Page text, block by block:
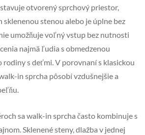
otvorený sprchový priestor,
sklenenou stenou alebo je úplne bez
umožňuje voľný vstup bez nutnosti
najmä ľudia s obmedzenou
s deťmi. V porovnaní s klasickou
in sprcha pôsobí vzdušnejšie a
sa walk-in sprcha často kombinuje s
Sklenené steny, dlažba v jednej